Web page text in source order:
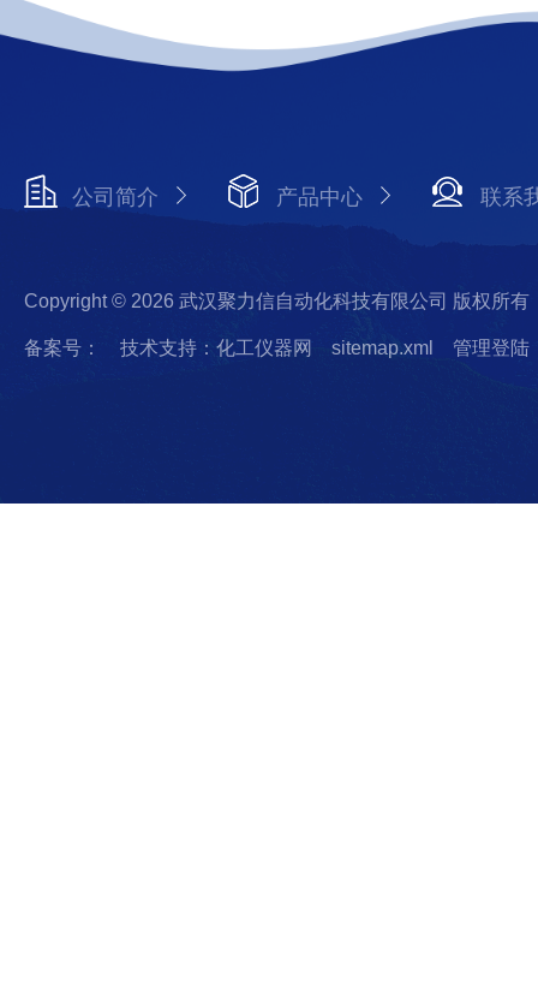
公司简介 产品中心 联系
Copyright © 2026 武汉聚力信自动化科技有限公司 版权所有
备案号： 技术支持：化工仪器网 sitemap.xml 管理登陆